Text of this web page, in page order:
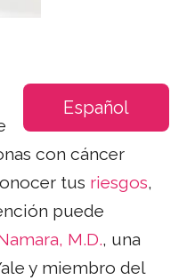
Español
con cáncer
tus riesgos,
puede
M.D., una
y miembro del